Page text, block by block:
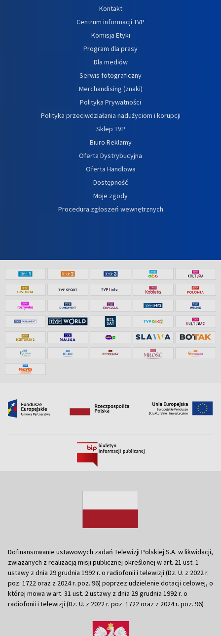
Kontakt
Centrum informacji TVP
Komisja Etyki
Program dla prasy
Dla mediów
Serwis fotograficzny
Merchandising (znaki)
Polityka Prywatności
Polityka przeciwdziałania nadużyciom i korupcji
Sklep TVP
Biuro Reklamy
Oferta Dystrybucyjna
Oferta Handlowa
Dostępność
Moje zgody
Procedura zgłoszeń wewnętrznych
Dofinansowanie ustawowych zadań Telewizji Polskiej S.A. w likwidacji,
związanych z realizacją misji publicznej określonej w art. 21 ust. 1
ustawy z dnia 29 grudnia 1992 r. o radiofonii i telewizji (Dz. U. z 2022 r.
poz. 1722 oraz z 2024 r. poz. 96) poprzez udzielenie dotacji celowej, o
której mowa w art. 31 ust. 2 ustawy z dnia 29 grudnia 1992 r. o
radiofonii i telewizji (Dz. U. z 2022 r. poz. 1722 oraz z 2024 r. poz. 96)